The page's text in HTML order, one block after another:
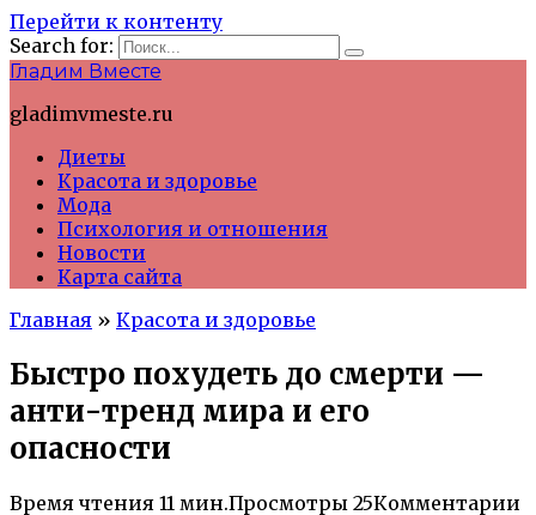
Перейти к контенту
Search for:
Гладим Вместе
gladimvmeste.ru
Диеты
Красота и здоровье
Мода
Психология и отношения
Новости
Карта сайта
Главная » Красота и здоровье
Быстро похудеть до смерти —
анти-тренд мира и его
опасности
Время чтения 11 мин.Просмотры 25Комментарии